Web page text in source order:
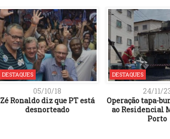
DESTAQUES
05/10/18
Zé Ronaldo diz que PT está
desnorteado
DESTAQUES
24/11/
Operação tapa-
ao Residencial
Porto